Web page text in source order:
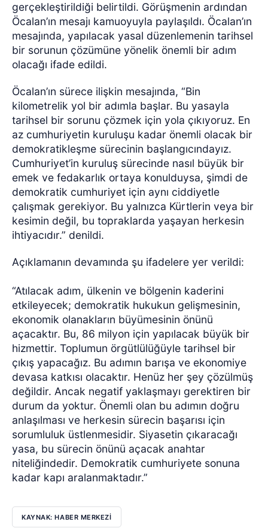
gerçekleştirildiği belirtildi. Görüşmenin ardından
Öcalan’ın mesajı kamuoyuyla paylaşıldı. Öcalan’ın
mesajında, yapılacak yasal düzenlemenin tarihsel
bir sorunun çözümüne yönelik önemli bir adım
olacağı ifade edildi.
Öcalan’ın sürece ilişkin mesajında, “Bin
kilometrelik yol bir adımla başlar. Bu yasayla
tarihsel bir sorunu çözmek için yola çıkıyoruz. En
az cumhuriyetin kuruluşu kadar önemli olacak bir
demokratikleşme sürecinin başlangıcındayız.
Cumhuriyet’in kuruluş sürecinde nasıl büyük bir
emek ve fedakarlık ortaya konulduysa, şimdi de
demokratik cumhuriyet için aynı ciddiyetle
çalışmak gerekiyor. Bu yalnızca Kürtlerin veya bir
kesimin değil, bu topraklarda yaşayan herkesin
ihtiyacıdır.” denildi.
Açıklamanın devamında şu ifadelere yer verildi:
“Atılacak adım, ülkenin ve bölgenin kaderini
etkileyecek; demokratik hukukun gelişmesinin,
ekonomik olanakların büyümesinin önünü
açacaktır. Bu, 86 milyon için yapılacak büyük bir
hizmettir. Toplumun örgütlülüğüyle tarihsel bir
çıkış yapacağız. Bu adımın barışa ve ekonomiye
devasa katkısı olacaktır. Henüz her şey çözülmüş
değildir. Ancak negatif yaklaşmayı gerektiren bir
durum da yoktur. Önemli olan bu adımın doğru
anlaşılması ve herkesin sürecin başarısı için
sorumluluk üstlenmesidir. Siyasetin çıkaracağı
yasa, bu sürecin önünü açacak anahtar
niteliğindedir. Demokratik cumhuriyete sonuna
kadar kapı aralanmaktadır.”
KAYNAK: HABER MERKEZİ